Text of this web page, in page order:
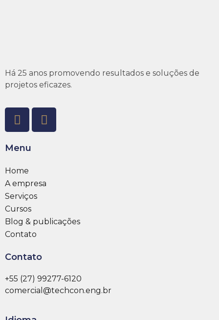
Há 25 anos promovendo resultados e soluções de
projetos eficazes.
Menu
Home
A empresa
Serviços
Cursos
Blog & publicações
Contato
Contato
+55 (27) 99277-6120
comercial@techcon.eng.br